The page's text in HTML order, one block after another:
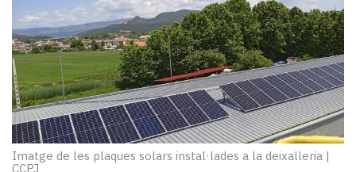
Entrevistes
Enquestes
A
escena!
Dis
la
teva!
Subscriptors
La
Imatge de les plaques solars instal·lades a la deixalleria |
CCPJ